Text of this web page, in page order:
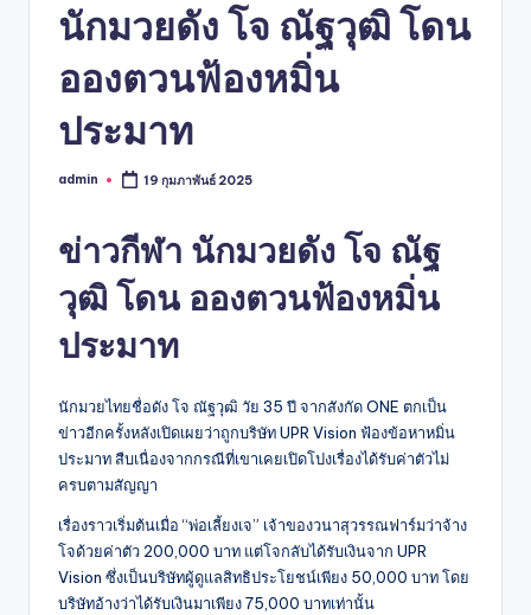
นักมวยดัง โจ ณัฐวุฒิ โดน
อองตวนฟ้องหมิ่น
ประมาท
Posted
admin 19 กุมภาพันธ์ 2025
ข่าวกีฬา นักมวยดังโจ ณัฐ
วุฒิ โดน อองตวนฟ้องหมิ่น
ประมาท
นักมวยไทยชื่อดัง โจ ณัฐวุฒิ วัย 35 ปี จากสังกัด ONE ตกเป็น
ข่าวอีกครั้งหลังเปิดเผยว่าถูกบริษัท UPR Vision ฟ้องข้อหาหมิ่น
ประมาท สืบเนื่องจากกรณีที่เขาเคยเปิดโปงเรื่องได้รับค่าตัวไม่
ครบตามสัญญา
เรื่องราวเริ่มต้นเมื่อ “พ่อเลี้ยงเจ” เจ้าของวนาสุวรรณฟาร์มว่าจ้าง
โจด้วยค่าตัว 200,000 บาท แต่โจกลับได้รับเงินจาก UPR
Vision ซึ่งเป็นบริษัทผู้ดูแลสิทธิประโยชน์เพียง 50,000 บาท โดย
บริษัทอ้างว่าได้รับเงินมาเพียง 75,000 บาทเท่านั้น